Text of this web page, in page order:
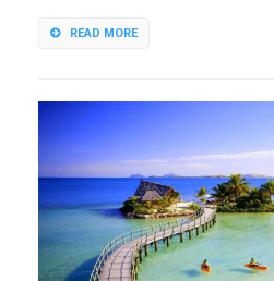
READ MORE